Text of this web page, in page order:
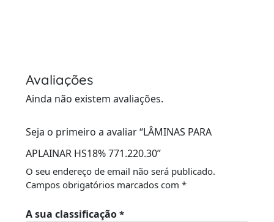
Avaliações
Ainda não existem avaliações.
Seja o primeiro a avaliar “LÂMINAS PARA
APLAINAR HS18% 771.220.30”
O seu endereço de email não será publicado.
Campos obrigatórios marcados com *
A sua classificação *